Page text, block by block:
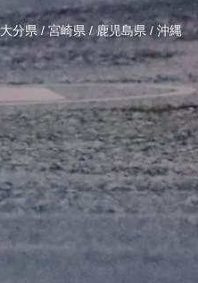
大分県/宮崎県 /鹿児島県 / 沖縄